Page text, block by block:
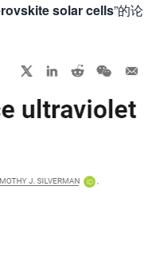
solar cells”的论